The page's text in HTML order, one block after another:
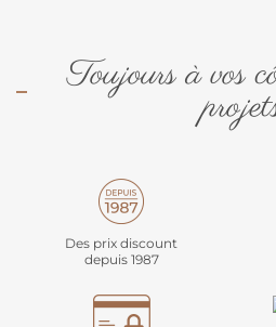
Toujours à vos
Des prix discount
depuis 1987